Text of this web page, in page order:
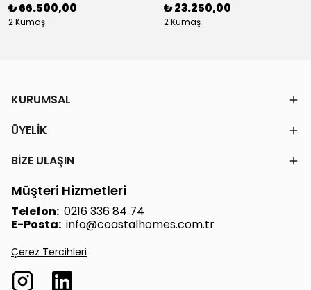
₺ 66.500,00
2 Kumaş
₺ 23.250,00
2 Kumaş
KURUMSAL
ÜYELİK
BİZE ULAŞIN
Müşteri Hizmetleri
Telefon: 0216 336 84 74
E-Posta: info@coastalhomes.com.tr
Çerez Tercihleri